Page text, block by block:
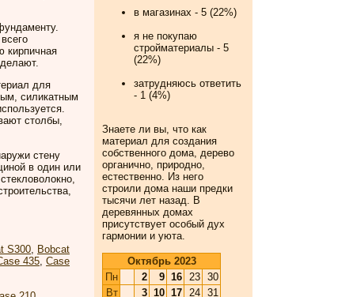
кирпичная
для
силикатным
столбы,
стену
в один или
S300, Bobcat
435, Case
в магазинах - 5 (22%)
я не покупаю
стройматериалы - 5
(22%)
затрудняюсь ответить
- 1 (4%)
Знаете ли вы, что как
материал для создания
собственного дома, дерево
органично, природно,
естественно. Из него
строили дома наши предки
тысячи лет назад. В
деревянных домах
присутствует особый дух
гармонии и уюта.
Октябрь 2023
Пн
2 9 16 23 30
Вт
3 10 17 24 31